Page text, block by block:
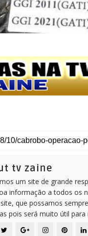
tv zaine
um site de grande
informação a todos os
que possamos
pois será muito útil